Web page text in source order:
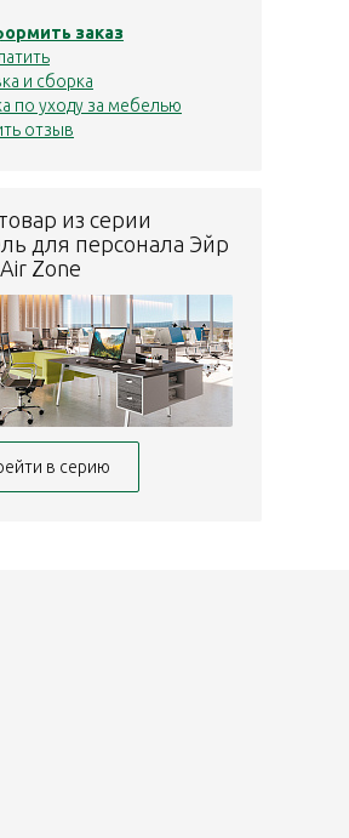
заказ
и сборка
по уходу за мебелью
отзыв
из серии
для персонала Эйр
Zone
в серию